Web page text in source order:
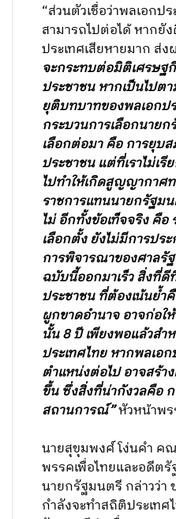
“ส่วนตัวเชื่อว่าพลเอกป
สามารถไปต่อได้ หากยั
ประเทศเสียหายมาก ส่
จะกระทบต่อมิติเศรษ
ประชาชน หากเป็นไปต
ยุติบทบาทของพลเอกป
กระบวนการเลือกนาย
เลือกต่อมา คือ การยุบ
ประชาชน แต่ที่เราไม่เรี
ไปทำให้เกิดสูญญากาศ
ราชการแทนนายกรัฐม
ไม่ อีกทั้งข้อเท็จจริง คือ
เลือกตั้ง ยังไม่มีการปร
การพิจารณาของศาล
ฉบับนี้ออกมาเร็ว สิ่งที่
ประชาชน ที่ต้องเน้นย้ำ
ผูกขาดอำนาจ อาจก่อใ
นั้น 8 ปี เพียงพอแล้วสำ
ประเทศไทย หากพลเอ
ตำแหน่งต่อไป อาจสร้า
ขึ้น ซึ่งสิ่งที่น่ากังวลคือ
สถานการณ์”หัวหน้าพร
นายสุขุมพงศ์ โง่นคำ ค
พรรคเพื่อไทยและอดีต
นายกรัฐมนตรี กล่าวว่
กำลังจะทำสถิติประเท